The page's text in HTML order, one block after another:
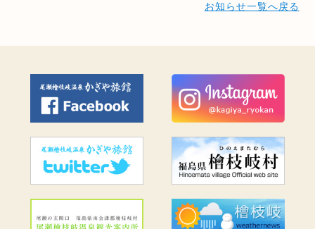
お知らせ一覧へ戻る